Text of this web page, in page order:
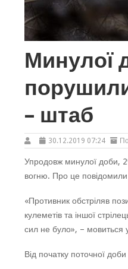
Минулої
– штаб
30.12.2019 07:24
Упродовж минулої доби,
вогню. Про це повідомили
«Противник обстріляв
кулеметів та іншої
сил не було», – мовиться
Від початку поточної